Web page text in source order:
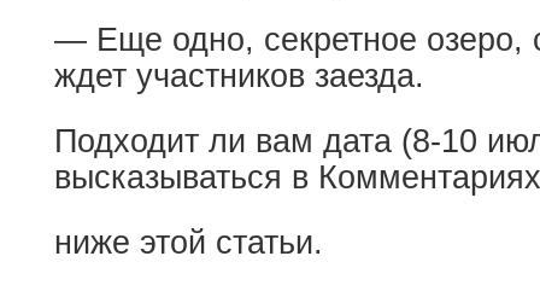
— Еще одно, секретное озеро,
ждет участников заезда.
Подходит ли вам дата (8-10
высказываться в
ниже этой статьи.